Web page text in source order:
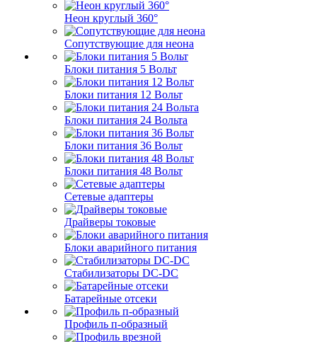
Неон круглый 360°
Сопутствующие для неона
Блоки питания 5 Вольт
Блоки питания 12 Вольт
Блоки питания 24 Вольта
Блоки питания 36 Вольт
Блоки питания 48 Вольт
Сетевые адаптеры
Драйверы токовые
Блоки аварийного питания
Стабилизаторы DC-DC
Батарейные отсеки
Профиль п-образный